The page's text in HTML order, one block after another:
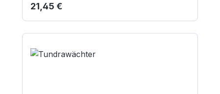
Regulärer Preis:
21,45 €